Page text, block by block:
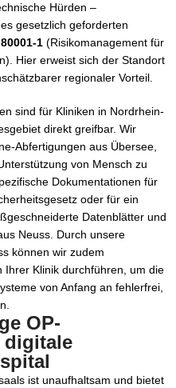
Hürden –
gesetzlich geforderten
1 (Risikomanagement für
Hier erweist sich der Standort
regionaler Vorteil.
sind für Kliniken in Nordrhein-
direkt greifbar. Wir
Abfertigungen aus Übersee,
von Mensch zu
Dokumentationen für
oder für ein
Datenblätter und
Neuss. Durch unsere
können wir zudem
Ihrer Klinik durchführen, um die
von Anfang an fehlerfrei,
OP-
digitale
ist unaufhaltsam und bietet